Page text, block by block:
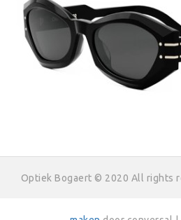
Optiek Bogaert © 2020 All rights